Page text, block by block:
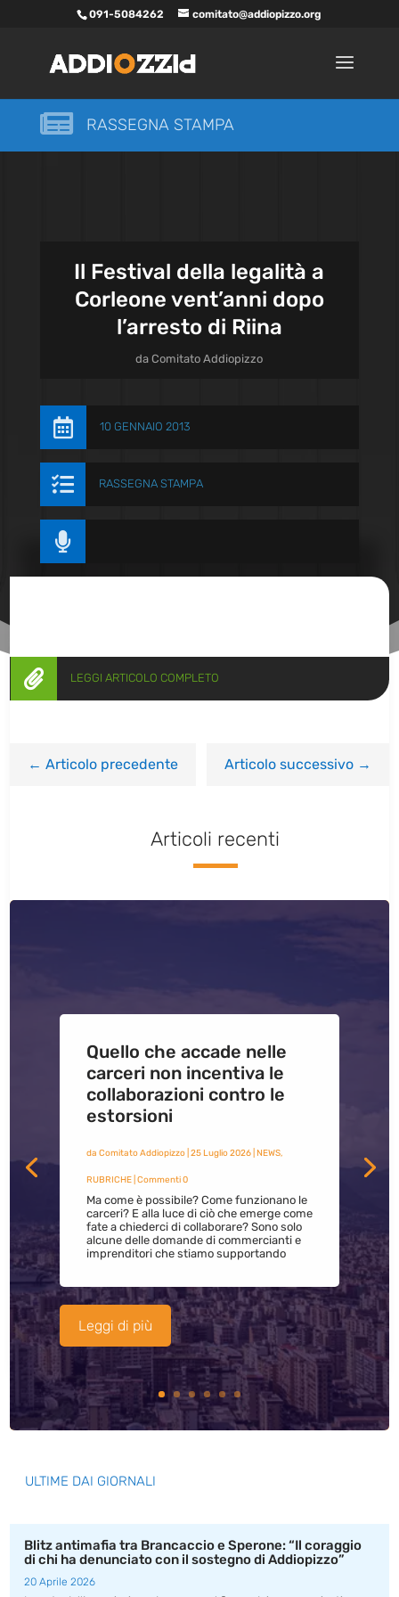
091-5084262 comitato@addiopizzo.org
 RASSEGNA STAMPA
Il Festival della legalità a
Corleone vent’anni dopo
l’arresto di Riina
daComitato Addiopizzo
 10 GENNAIO 2013
 RASSEGNA STAMPA

 LEGGI ARTICOLO COMPLETO
←Articolo precedente Articolo successivo→
Articoli recenti
Quello che accade nelle
carceri non incentiva le
collaborazioni contro le
estorsioni
da Comitato Addiopizzo| 25 Luglio 2026| NEWS,
RUBRICHE| Commenti 0
Ma come è possibile? Come funzionano le
carceri? E alla luce di ciò che emerge come
fate a chiederci di collaborare? Sono solo
alcune delle domande di commercianti e
imprenditori che stiamo supportando
Leggi di più
ULTIME DAI GIORNALI
Blitz antimafia tra Brancaccio e Sperone: “Il coraggio
di chi ha denunciato con il sostegno di Addiopizzo”
20 Aprile 2026